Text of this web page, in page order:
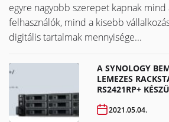
egyre nagyobb szerepet kapnak mind
felhasználók, mind a kisebb
digitális tartalmak mennyisége...
A SYNOLOGY
LEMEZES
RS2421RP+
2021.05.04.